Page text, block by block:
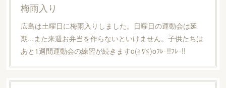
梅雨入り
広島は土曜日に梅雨入りしました。日曜日の運動会は延
期...また来週お弁当を作らないといけません。子供たちは
あと1週間運動会の練習が続きますo(≧∇≦)oﾌﾚｰ!!ﾌﾚｰ!!